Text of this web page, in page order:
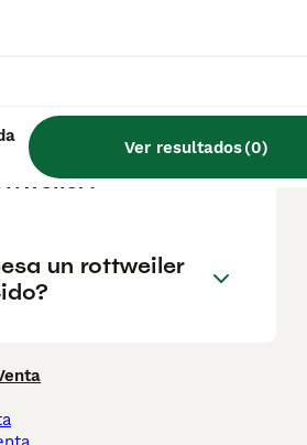
Ver resultados(0)
a un
las ventajas de
un rottweiler